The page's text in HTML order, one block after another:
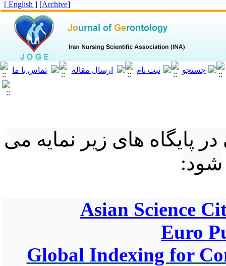
[
Archive
]
[ English ]
در پایگاه های زیر نمایه می
شود:
Asian Science
Euro
Global Indexing for